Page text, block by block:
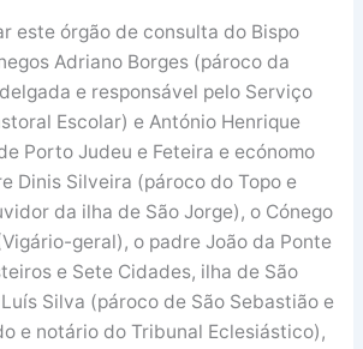
este órgão de consulta do Bispo
Adriano Borges (pároco da
e responsável pelo Serviço
Escolar) e António Henrique
Porto Judeu e Feteira e ecónomo
Dinis Silveira (pároco do Topo e
da ilha de São Jorge), o Cónego
geral), o padre João da Ponte
e Sete Cidades, ilha de São
Silva (pároco de São Sebastião e
e notário do Tribunal Eclesiástico),